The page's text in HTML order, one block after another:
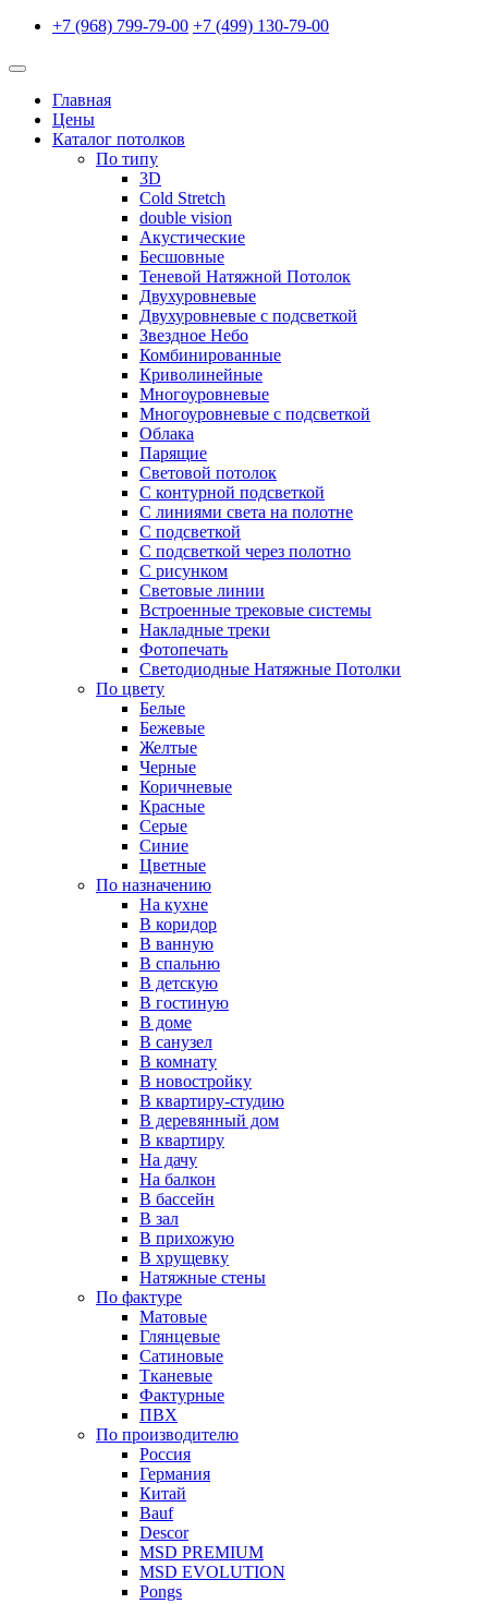
+7 (968) 799-79-00 +7 (499) 130-79-00
Главная
Цены
Каталог потолков
По типу
3D
Cold Stretch
double vision
Акустические
Бесшовные
Теневой Натяжной Потолок
Двухуровневые
Двухуровневые с подсветкой
Звездное Небо
Комбинированные
Криволинейные
Многоуровневые
Многоуровневые с подсветкой
Облака
Парящие
Световой потолок
С контурной подсветкой
С линиями света на полотне
С подсветкой
С подсветкой через полотно
С рисунком
Световые линии
Встроенные трековые системы
Накладные треки
Фотопечать
Светодиодные Натяжные Потолки
По цвету
Белые
Бежевые
Желтые
Черные
Коричневые
Красные
Серые
Синие
Цветные
По назначению
На кухне
В коридор
В ванную
В спальню
В детскую
В гостиную
В доме
В санузел
В комнату
В новостройку
В квартиру-студию
В деревянный дом
В квартиру
На дачу
На балкон
В бассейн
В зал
В прихожую
В хрущевку
Натяжные стены
По фактуре
Матовые
Глянцевые
Сатиновые
Тканевые
Фактурные
ПВХ
По производителю
Россия
Германия
Китай
Вauf
Descor
MSD PREMIUM
MSD EVOLUTION
Pongs